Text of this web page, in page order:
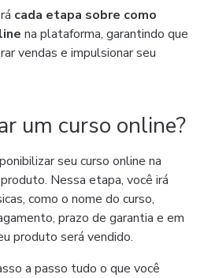
cada etapa sobre como
na plataforma, garantindo que
vendas e impulsionar seu
um curso online?
seu curso online na
Nessa etapa, você irá
como o nome do curso,
prazo de garantia e em
produto será vendido.
a passo tudo o que você